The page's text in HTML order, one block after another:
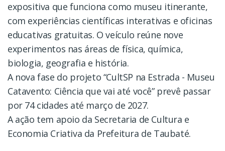
expositiva que funciona como museu itinerante,
com experiências científicas interativas e oficinas
educativas gratuitas. O veículo reúne nove
experimentos nas áreas de física, química,
biologia, geografia e história.
A nova fase do projeto “CultSP na Estrada - Museu
Catavento: Ciência que vai até você” prevê passar
por 74 cidades até março de 2027.
A ação tem apoio da Secretaria de Cultura e
Economia Criativa da Prefeitura de Taubaté.